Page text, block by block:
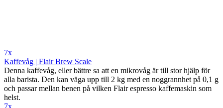
7x
Kaffevåg | Flair Brew Scale
Denna kaffevåg, eller bättre sa att en mikrovåg är till stor hjälp för
alla barista. Den kan väga upp till 2 kg med en noggrannhet på 0,1 g
och passar mellan benen på vilken Flair espresso kaffemaskin som
helst.